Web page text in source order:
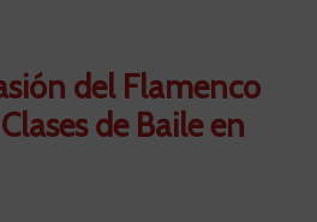
del Flamenco
de Baile en